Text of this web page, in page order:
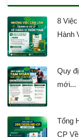
8
Hành
Quy
mới...
Tổng
CP